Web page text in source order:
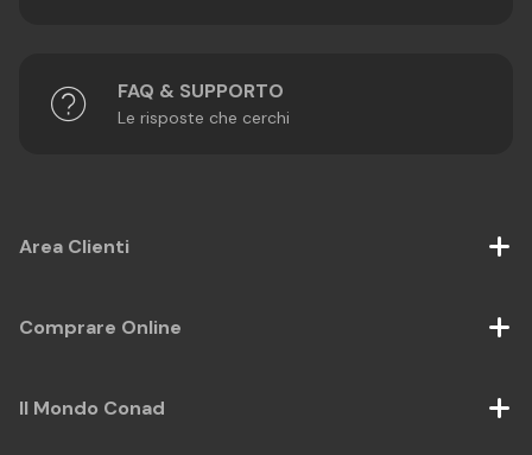
FAQ & SUPPORTO
Le risposte che cerchi
Area Clienti
Comprare Online
Il Mondo Conad